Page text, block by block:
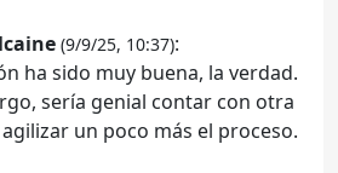
(9/9/25, 10:37):
ha sido muy buena, la verdad.
sería genial contar con otra
un poco más el proceso.